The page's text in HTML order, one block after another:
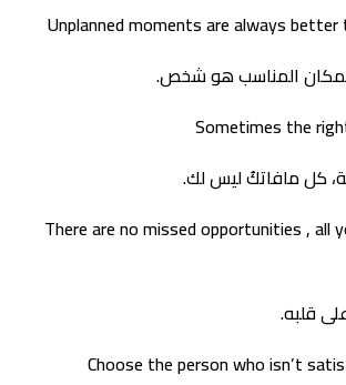
Unplanned moments are always better
المناسب هو شخص.
Sometimes the
كل مافاتكُ ليس لك.
There are no missed opportunities , all
قلبه.
Choose the person who isn’t